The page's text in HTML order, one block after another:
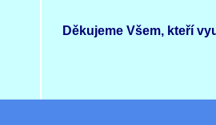
Děkujeme Všem, kteří